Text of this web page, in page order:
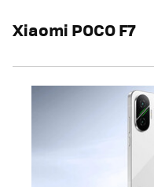
Xiaomi POCO F7